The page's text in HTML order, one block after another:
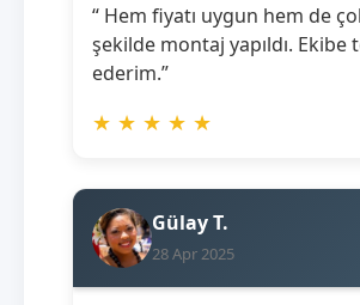
“ Hem fiyatı uygun hem de
şekilde montaj yapıldı. Ekibe
ederim.”
★ ★ ★ ★ ★
Gülay T.
28 Apr 2025